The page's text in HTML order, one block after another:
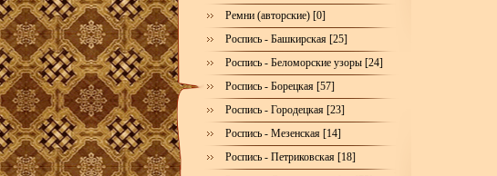
Ремни (авторские) [0]
Роспись - Башкирская [25]
Роспись - Беломорские узоры [24]
Роспись - Борецкая [57]
Роспись - Городецкая [23]
Роспись - Мезенская [14]
Роспись - Петриковская [18]